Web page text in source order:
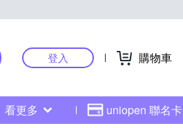
登入 購物車
看更多 uniopen 聯名卡